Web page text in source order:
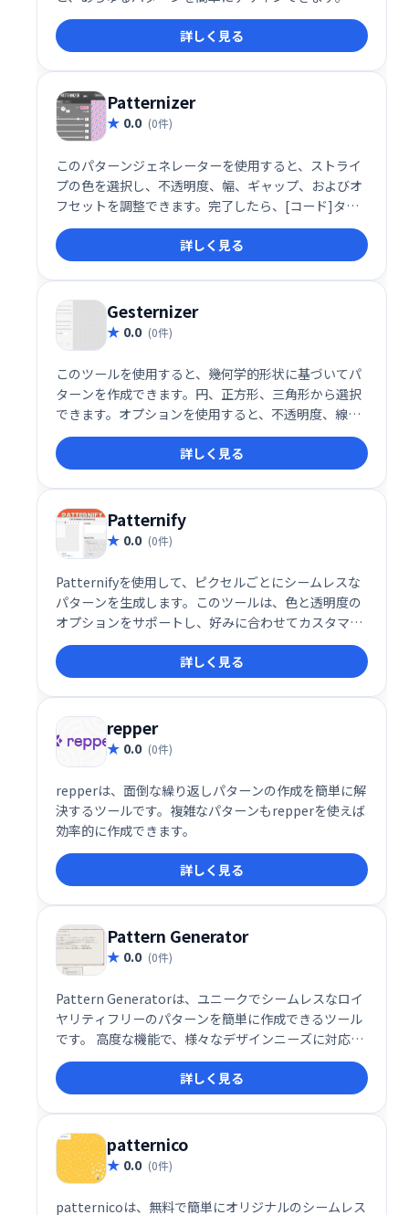
好みのカラーパレットを選択し、直感的な操作でオリ
ジナルの織りパターンを作成できます。プロのテキス
タイルデザイナーにも利用されており、幅広いデザイ
ンニーズに対応します。
詳しく見る
Patternizer
0.0 (0件)
このパターンジェネレーターを使用すると、ストライ
プの色を選択し、不透明度、幅、ギャップ、およびオ
フセットを調整できます。完了したら、[コード]タブ
をクリックして、WebサイトのCSSコードを取得しま
す。
詳しく見る
Gesternizer
0.0 (0件)
このツールを使用すると、幾何学的形状に基づいてパ
ターンを作成できます。円、正方形、三角形から選択
できます。オプションを使用すると、不透明度、線の
数、太さ、曲率を調整できます。最終的なパターン
は、SVG形式で保存およびダウンロードできます。
詳しく見る
Patternify
0.0 (0件)
Patternifyを使用して、ピクセルごとにシームレスな
パターンを生成します。このツールは、色と透明度の
オプションをサポートし、好みに合わせてカスタマイ
ズできる既成のパターンの小さなセットが付属してい
ます。
詳しく見る
repper
0.0 (0件)
repperは、面倒な繰り返しパターンの作成を簡単に解
決するツールです。複雑なパターンもrepperを使えば
効率的に作成できます。
詳しく見る
Pattern Generator
0.0 (0件)
Pattern Generatorは、ユニークでシームレスなロイ
ヤリティフリーのパターンを簡単に作成できるツール
です。 高度な機能で、様々なデザインニーズに対応。
オリジナルパターンを制作し、ウェブサイト、印刷物
など幅広い用途にご活用いただけます。クリエイティ
ブな表現を豊かにする、手軽で便利なツールです。
詳しく見る
patternico
0.0 (0件)
patternicoは、無料で簡単にオリジナルのシームレス